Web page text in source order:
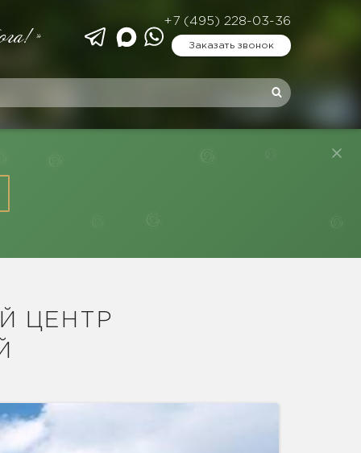
+7 (495) 228-03-36
Заказать звонок
ЦЕНТР